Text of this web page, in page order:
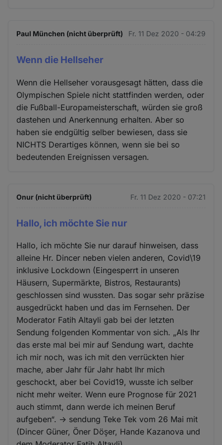
Paul München (nicht überprüft) Fr. 11 Dez 2020 - 04:29
Wenn die Hellseher
Wenn die Hellseher vorausgesagt hätten, dass die
Olympischen Spiele nicht stattfinden werden, oder
die Fußball-Europameisterschaft, würden sie groß
dastehen und Anerkennung erhalten. Aber so
haben sie endgültig selber bewiesen, dass sie
NICHTS Derartiges können, wenn sie bei so
bedeutenden Ereignissen versagen.
Onur (nicht überprüft) Fr. 11 Dez 2020 - 07:21
Hallo, ich möchte Sie nur
Hallo, ich möchte Sie nur darauf hinweisen, dass
alleine Hr. Dincer neben vielen anderen, Covid\19
inklusive Lockdown (Eingesperrt in unseren
Häusern, Supermärkte, Bistros, Restaurants)
geschlossen sind wussten. Das sogar sehr präzise
ausgedrückt haben und das im Fernsehen. Der
Moderator Fatih Altayli gab bei der letzten
Sendung folgenden Kommentar von sich. „Als Ihr
das erste mal bei mir auf Sendung wart, dachte
ich mir noch, was ich mit den verrückten hier
mache, aber Jahr für Jahr habt Ihr mich
geschockt, aber bei Covid19, wusste ich selber
nicht mehr weiter. Wenn eure Prognose für 2021
auch stimmt, dann werde ich meinen Beruf
aufgeben“. -> sendung Teke Tek vom 26 Mai mit
(Dincer Güner, Öner Döşer, Hande Kazanova und